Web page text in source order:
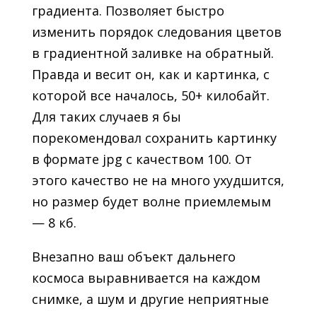
градиента. Позволяет быстро
изменить порядок следования цветов
в градиентной заливке на обратный.
Правда и весит он, как и картинка, с
которой все началось, 50+ килобайт.
Для таких случаев я бы
порекомендовал сохранить картинку
в формате jpg с качеством 100. От
этого качество не на много ухудшится,
но размер будет волне приемлемым
— 8 кб.
Внезапно ваш объект дальнего
космоса выравнивается на каждом
снимке, а шум и другие неприятные